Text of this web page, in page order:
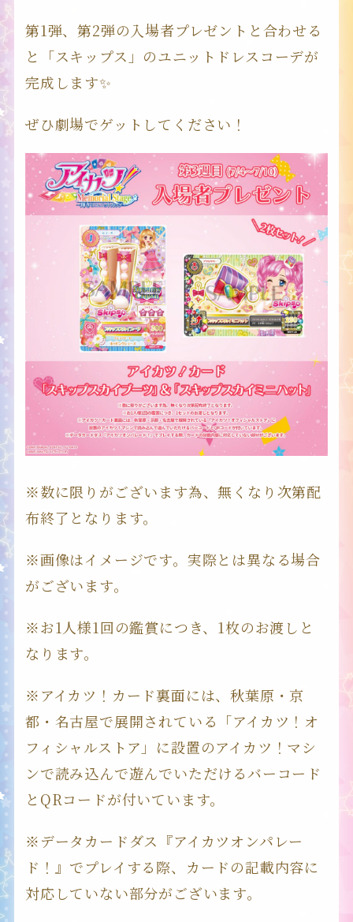
ALL AIKATSU！
OFFICIAL PORTAL SITE
TOPICS
SERIES
EVENT
SPECIAL
第1弾、第2弾の入場者プレゼントと合わせる
と「スキップス」のユニットドレスコーデが
完成します✨
ぜひ劇場でゲットしてください！
※数に限りがございます為、無くなり次第配
布終了となります。
※画像はイメージです。実際とは異なる場合
がございます。
※お1人様1回の鑑賞につき、1枚のお渡しと
なります。
※アイカツ！カード裏面には、秋葉原・京
都・名古屋で展開されている「アイカツ！オ
フィシャルストア」に設置のアイカツ！マシ
ンで読み込んで遊んでいただけるバーコード
とQRコードが付いています。
※データカードダス『アイカツオンパレー
ド！』でプレイする際、カードの記載内容に
対応していない部分がございます。